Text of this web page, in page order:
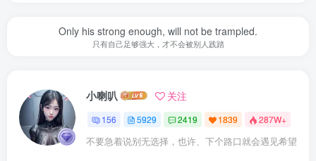
Only his strong enough, will not be trampled.
只有自己足够强大，才不会被别人践踏
小喇叭 关注
156 5929 2419 1839 287W+
不要急着说别无选择，也许、下个路口就会遇见希望